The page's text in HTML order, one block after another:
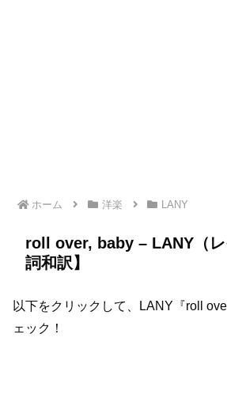
ホーム 洋楽 LANY
roll over, baby – LANY（
詞和訳】
以下をクリックして、LANY『roll
ェック！